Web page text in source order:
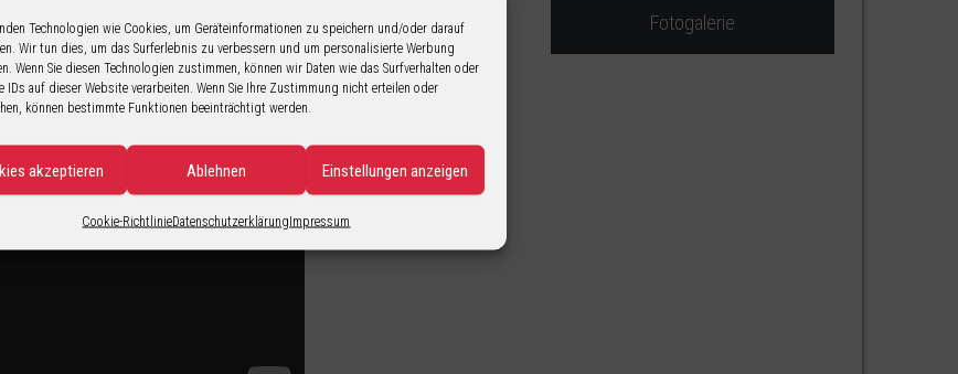
Technologien wie Cookies, um Geräteinformationen zu speichern und/oder darauf
Wir tun dies, um das Surferlebnis zu verbessern und um personalisierte Werbung
Wenn Sie diesen Technologien zustimmen, können wir Daten wie das Surfverhalten oder
IDs auf dieser Website verarbeiten. Wenn Sie Ihre Zustimmung nicht erteilen oder
können bestimmte Funktionen beeinträchtigt werden.
akzeptieren Ablehnen Einstellungen anzeigen
Cookie-RichtlinieDatenschutzerklärungImpressum
Fotogalerie